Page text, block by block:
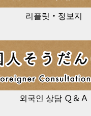
리플릿・정보지
외국인 상담 Ｑ＆Ａ